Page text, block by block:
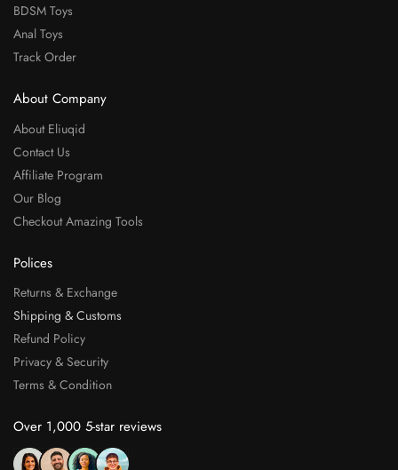
BDSM Toys
Anal Toys
Track Order
About Company
About Eliuqid
Contact Us
Affiliate Program
Our Blog
Checkout Amazing Tools
Polices
Returns & Exchange
Shipping & Customs
Refund Policy
Privacy & Security
Terms & Condition
Over 1,000 5-star reviews